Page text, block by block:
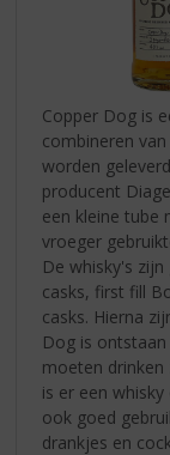
Copper Dog is
combineren
worden
producent
een kleine tube
vroeger
De whisky's
casks, first fill
casks. Hierna
Dog is
moeten drinken
is er een
ook goed
drankjes en